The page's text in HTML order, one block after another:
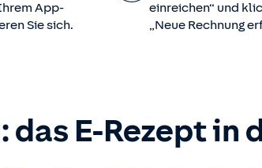
App-
Sie sich.
einreichen“ und
„Neue Rechnung
das E-Rezept in